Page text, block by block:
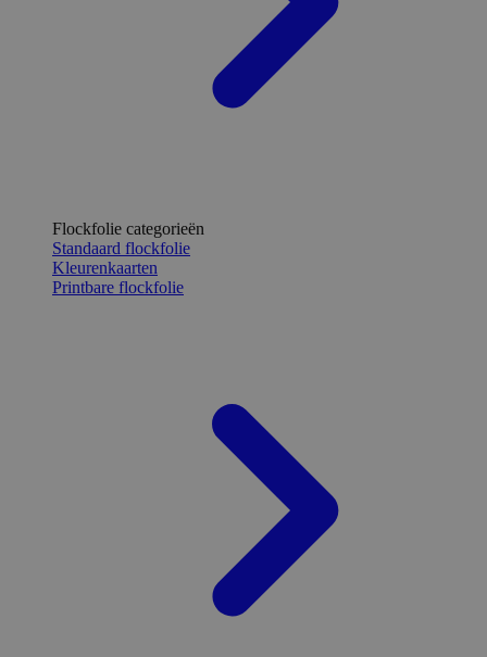
Flockfolie categorieën
Standaard flockfolie
Kleurenkaarten
Printbare flockfolie